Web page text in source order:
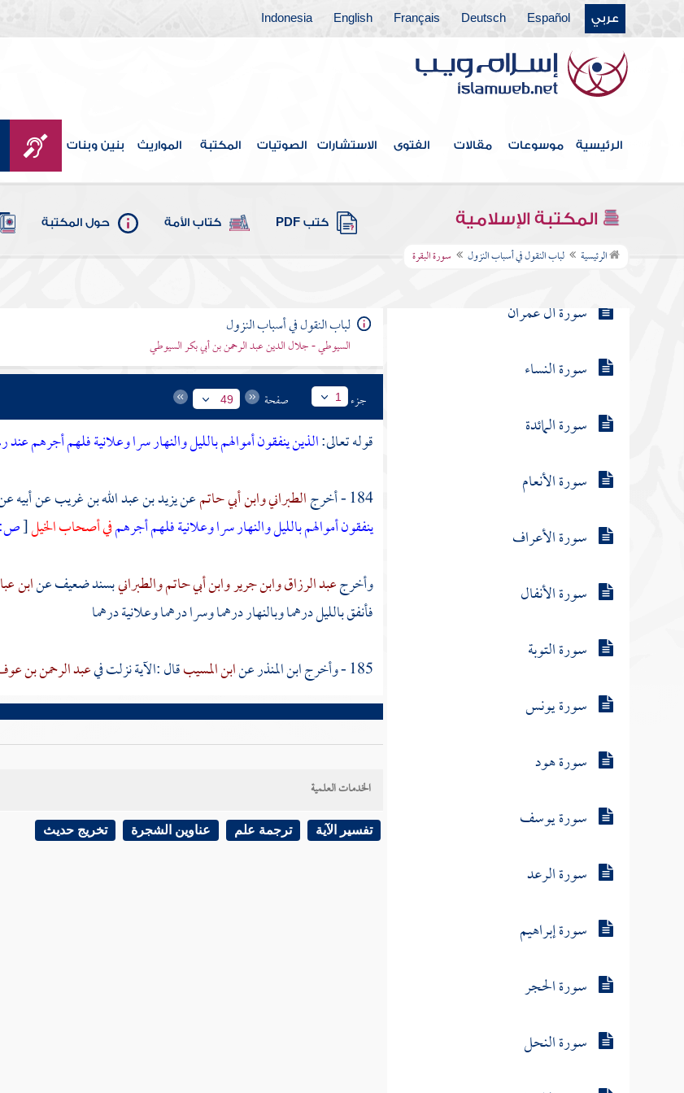
عربي Español
Deutsch
Français
English
Indonesia
الرئيسية موسوعات مقالات الفتوى الاستشارات الصوتيات المكتبة المواريث بنين وبنات
المكتبة الإسلامية كتب PDF كتاب الأمة حول المكتبة
الرئيسية لباب النقول في أسباب النزول سورة البقرة
فهرس الكتاب
سورة البقرة
سورة آل عمران
سورة النساء
سورة المائدة
سورة الأنعام
سورة الأعراف
سورة الأنفال
سورة التوبة
سورة يونس
سورة هود
سورة يوسف
سورة الرعد
سورة إبراهيم
سورة الحجر
سورة النحل
لباب النقول في أسباب النزول
السيوطي - جلال الدين عبد الرحمن بن أبي بكر السيوطي
جزء 1 صفحة 49
قوله تعالى:الذين ينفقون أموالهم بالليل والنهار سرا وعلانية فلهم أجرهم
184 - أخرج
الطبرانيوابن أبي حاتمعنيزيد بن عبد الله بن غريبعن أبيه
ينفقون أموالهم بالليل والنهار سرا وعلانية فلهم أجرهمفي أصحاب الخيل[ص:
وأخرجعبد الرزاقوابن جريروابن أبي حاتموالطبرانيبسند ضعيف عنابن
فأنفق بالليل درهما وبالنهار درهما وسرا درهما وعلانية درهما
185 - وأخرج
ابن المنذرعنابن المسيبقال :الآية نزلت فيعبد الرحمن بن
الخدمات العلمية
تفسير الآية ترجمة علم عناوين الشجرة تخريج حديث